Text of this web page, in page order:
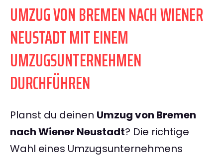
UMZUG VON BREMEN NACH WIENER
NEUSTADT MIT EINEM
UMZUGSUNTERNEHMEN
DURCHFÜHREN
Planst du deinen Umzug von Bremen
nach Wiener Neustadt? Die richtige
Wahl eines Umzugsunternehmens